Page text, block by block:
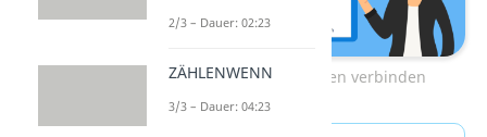
Zum Video: Excel Zellen verbinden
2/3 – Dauer: 02:23
ZÄHLENWENN
3/3 – Dauer: 04:23